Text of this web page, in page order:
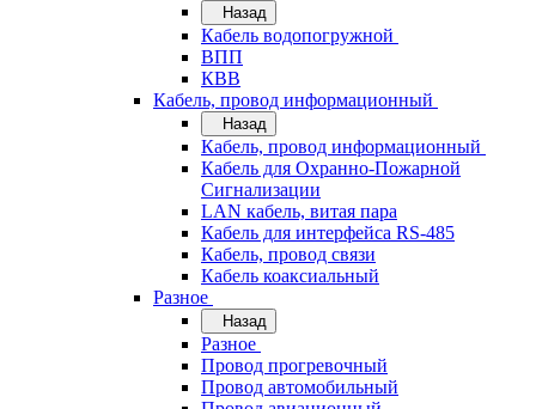
Назад
Кабель водопогружной
ВПП
КВВ
Кабель, провод информационный
Назад
Кабель, провод информационный
Кабель для Охранно-Пожарной
Сигнализации
LAN кабель, витая пара
Кабель для интерфейса RS-485
Кабель, провод связи
Кабель коаксиальный
Разное
Назад
Разное
Провод прогревочный
Провод автомобильный